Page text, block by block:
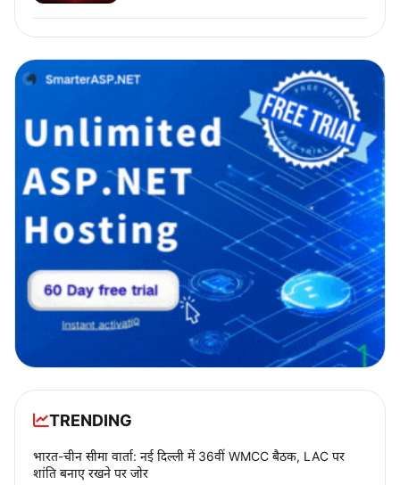
TRENDING
भारत-चीन सीमा वार्ता: नई दिल्ली में 36वीं WMCC बैठक, LAC पर
शांति बनाए रखने पर जोर